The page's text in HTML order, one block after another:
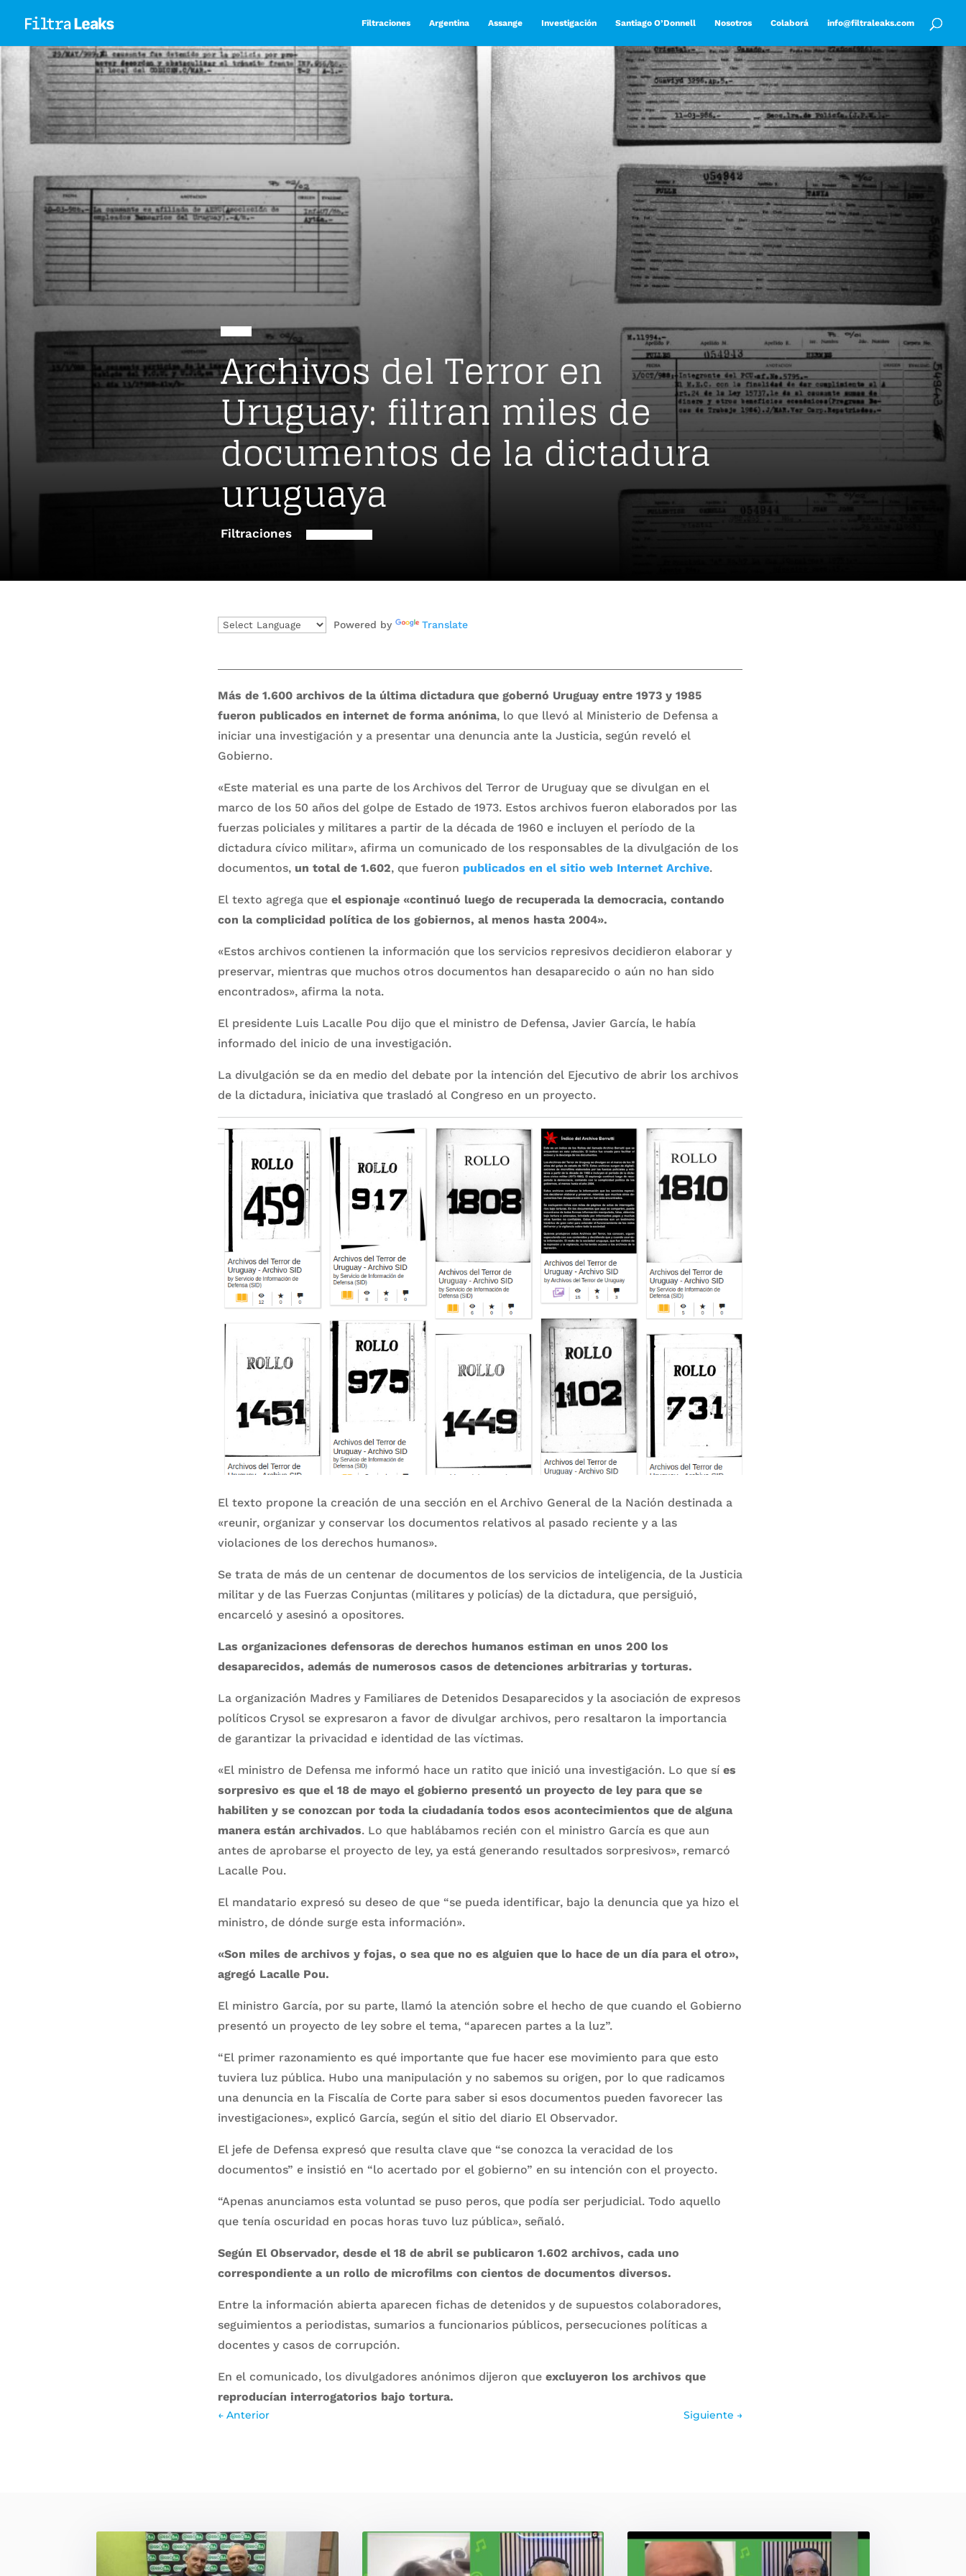
Filtraciones Argentina Assange Investigación Santiago O’Donnell Nosotros Colaborá info@filtraleaks.com
Archivos del Terror en
Uruguay: filtran miles de
documentos de la dictadura
uruguaya
Filtraciones
Powered by Translate
Más de 1.600 archivos de la última dictadura que gobernó Uruguay entre 1973 y 1985
fueron publicados en internet de forma anónima, lo que llevó al Ministerio de Defensa a
iniciar una investigación y a presentar una denuncia ante la Justicia, según reveló el
Gobierno.
«Este material es una parte de los Archivos del Terror de Uruguay que se divulgan en el
marco de los 50 años del golpe de Estado de 1973. Estos archivos fueron elaborados por las
fuerzas policiales y militares a partir de la década de 1960 e incluyen el período de la
dictadura cívico militar», afirma un comunicado de los responsables de la divulgación de los
documentos, un total de 1.602, que fueron publicados en el sitio web Internet Archive.
El texto agrega que el espionaje «continuó luego de recuperada la democracia, contando
con la complicidad política de los gobiernos, al menos hasta 2004».
«Estos archivos contienen la información que los servicios represivos decidieron elaborar y
preservar, mientras que muchos otros documentos han desaparecido o aún no han sido
encontrados», afirma la nota.
El presidente Luis Lacalle Pou dijo que el ministro de Defensa, Javier García, le había
informado del inicio de una investigación.
La divulgación se da en medio del debate por la intención del Ejecutivo de abrir los archivos
de la dictadura, iniciativa que trasladó al Congreso en un proyecto.
El texto propone la creación de una sección en el Archivo General de la Nación destinada a
«reunir, organizar y conservar los documentos relativos al pasado reciente y a las
violaciones de los derechos humanos».
Se trata de más de un centenar de documentos de los servicios de inteligencia, de la Justicia
militar y de las Fuerzas Conjuntas (militares y policías) de la dictadura, que persiguió,
encarceló y asesinó a opositores.
Las organizaciones defensoras de derechos humanos estiman en unos 200 los
desaparecidos, además de numerosos casos de detenciones arbitrarias y torturas.
La organización Madres y Familiares de Detenidos Desaparecidos y la asociación de expresos
políticos Crysol se expresaron a favor de divulgar archivos, pero resaltaron la importancia
de garantizar la privacidad e identidad de las víctimas.
«El ministro de Defensa me informó hace un ratito que inició una investigación. Lo que síes
sorpresivo es que el 18 de mayo el gobierno presentó un proyecto de ley para que se
habiliten y se conozcan por toda la ciudadanía todos esos acontecimientos que de alguna
manera están archivados. Lo que hablábamos recién con el ministro García es que aun
antes de aprobarse el proyecto de ley, ya está generando resultados sorpresivos», remarcó
Lacalle Pou.
El mandatario expresó su deseo de que “se pueda identificar, bajo la denuncia que ya hizo el
ministro, de dónde surge esta información».
«Son miles de archivos y fojas, o sea que no es alguien que lo hace de un día para el otro»,
agregó Lacalle Pou.
El ministro García, por su parte, llamó la atención sobre el hecho de que cuando el Gobierno
presentó un proyecto de ley sobre el tema, “aparecen partes a la luz”.
“El primer razonamiento es qué importante que fue hacer ese movimiento para que esto
tuviera luz pública. Hubo una manipulación y no sabemos su origen, por lo que radicamos
una denuncia en la Fiscalía de Corte para saber si esos documentos pueden favorecer las
investigaciones», explicó García, según el sitio del diario El Observador.
El jefe de Defensa expresó que resulta clave que “se conozca la veracidad de los
documentos” e insistió en “lo acertado por el gobierno” en su intención con el proyecto.
“Apenas anunciamos esta voluntad se puso peros, que podía ser perjudicial. Todo aquello
que tenía oscuridad en pocas horas tuvo luz pública», señaló.
Según El Observador, desde el 18 de abril se publicaron 1.602 archivos, cada uno
correspondiente a un rollo de microfilms con cientos de documentos diversos.
Entre la información abierta aparecen fichas de detenidos y de supuestos colaboradores,
seguimientos a periodistas, sumarios a funcionarios públicos, persecuciones políticas a
docentes y casos de corrupción.
En el comunicado, los divulgadores anónimos dijeron queexcluyeron los archivos que
reproducían interrogatorios bajo tortura.
← Anterior Siguiente →